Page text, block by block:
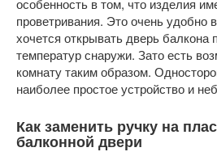
особенность в том, что изделия
проветривания. Это очень удобно
хочется открывать дверь балкона
температур снаружи. Зато есть
комнату таким образом.
наиболее простое устройство и
Как заменить ручку на
балконной двери